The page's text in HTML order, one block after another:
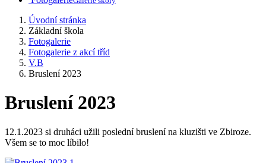
Úvodní stránka
Základní škola
Fotogalerie
Fotogalerie z akcí tříd
V.B
Bruslení 2023
Bruslení 2023
12.1.2023 si druháci užili poslední bruslení na kluzišti ve Zbiroze.
Všem se to moc líbilo!